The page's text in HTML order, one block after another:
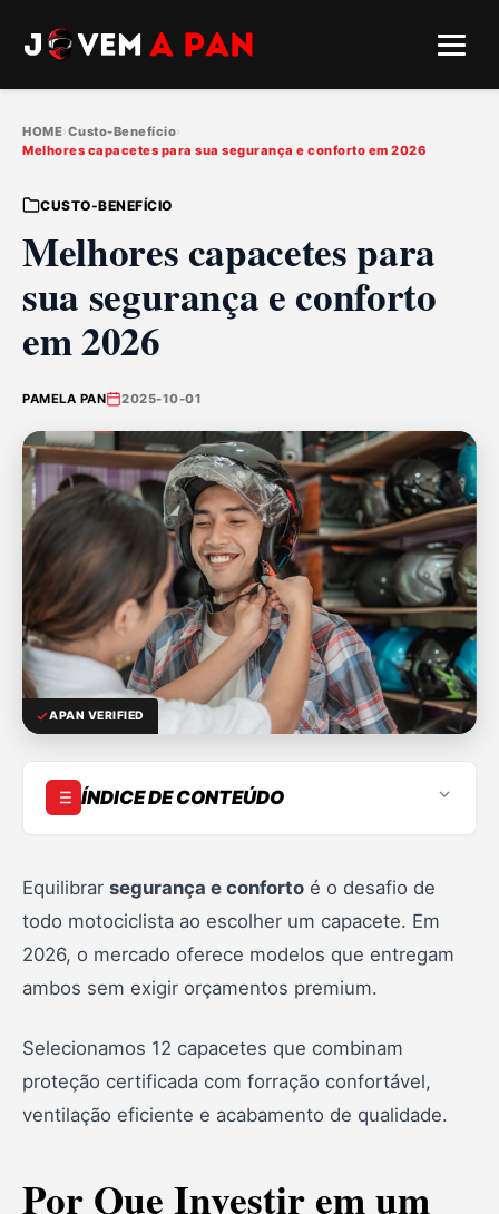
HOME›Custo-Benefício›
Melhores capacetes para sua segurança e conforto em 2026
CUSTO-BENEFÍCIO
Melhores capacetes para
sua segurança e conforto
em 2026
PAMELA PAN 2025-10-01
APAN VERIFIED
ÍNDICE DE CONTEÚDO
Como escolher o ideal
Tipos de capacete
Materiais comparados
Top 12 capacetes selecionados
3. Mixs Gladiator Neo
Equilibrar segurança e conforto é o desafio de
todo motociclista ao escolher um capacete. Em
2026, o mercado oferece modelos que entregam
ambos sem exigir orçamentos premium.
Selecionamos 12 capacetes que combinam
proteção certificada com forração confortável,
ventilação eficiente e acabamento de qualidade.
Por Que Investir em um